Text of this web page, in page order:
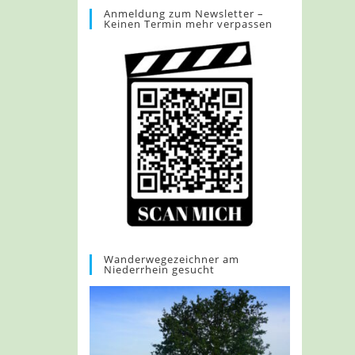
Anmeldung zum Newsletter –
Keinen Termin mehr verpassen
Wanderwegezeichner am
Niederrhein gesucht